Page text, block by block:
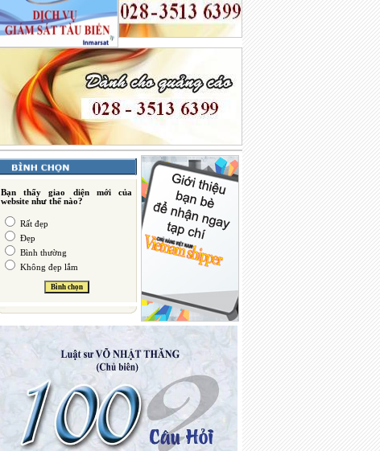
Bạn thấy giao diện mới của
website như thế nào?
Rất đẹp
Đẹp
Bình thường
Không đẹp lắm